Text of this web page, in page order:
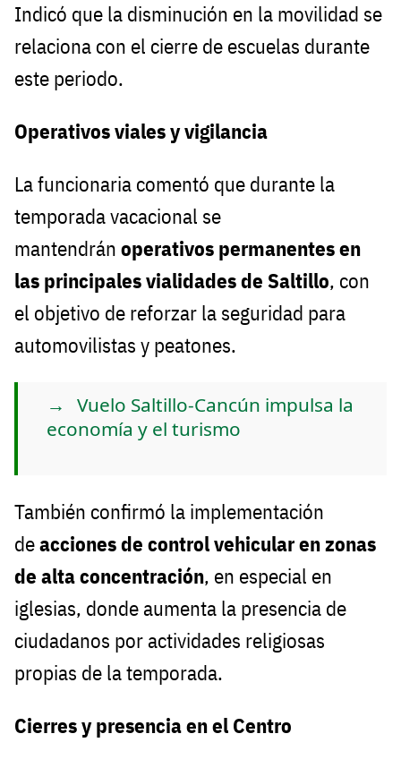
Indicó que la disminución en la movilidad se
relaciona con el cierre de escuelas durante
este periodo.
Operativos viales y vigilancia
La funcionaria comentó que durante la
temporada vacacional se
mantendrán operativos permanentes en
las principales vialidades de Saltillo, con
el objetivo de reforzar la seguridad para
automovilistas y peatones.
Vuelo Saltillo-Cancún impulsa la
economía y el turismo
También confirmó la implementación
deacciones de control vehicular en zonas
de alta concentración, en especial en
iglesias, donde aumenta la presencia de
ciudadanos por actividades religiosas
propias de la temporada.
Cierres y presencia en el Centro